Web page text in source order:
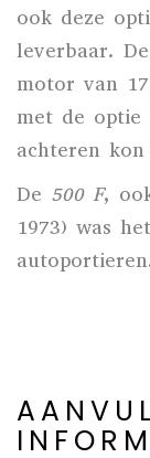
ook deze
leverbaar. De
motor van
met de optie
achteren kon
De 500 F,
1973) was